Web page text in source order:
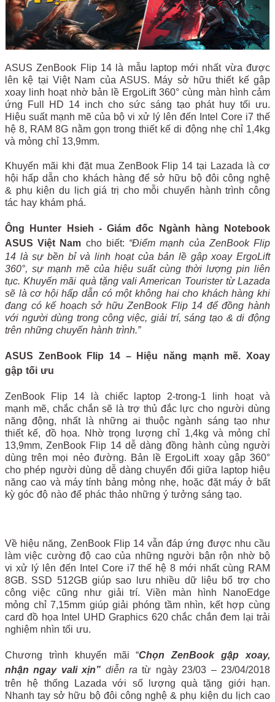
ASUS ZenBook Flip 14 là mẫu laptop mới nhất vừa được
lên kệ tại Việt Nam của ASUS. Máy sở hữu thiết kế gập
xoay linh hoạt nhờ bản lề ErgoLift 360° cùng màn hình cảm
ứng Full HD 14 inch cho sức sáng tạo phát huy tối ưu.
Hiệu suất mạnh mẽ của bộ vi xử lý lên đến Intel Core i7 thế
hệ 8, RAM 8G nằm gọn trong thiết kế di động nhẹ chỉ 1,4kg
và mỏng chỉ 13,9mm.
Khuyến mãi khi đặt mua ZenBook Flip 14 tại Lazada là cơ
hội hấp dẫn cho khách hàng để sở hữu bộ đôi công nghệ
& phụ kiện du lịch giá trị cho mỗi chuyến hành trình công
tác hay khám phá.
Ông Hunter Hsieh - Giám đốc Ngành hàng Notebook
ASUS Việt Nam cho biết: “Điểm mạnh của ZenBook Flip
14 là sự bền bỉ và linh hoạt của bản lề gập xoay ErgoLift
360°, sự mạnh mẽ của hiệu suất cùng thời lượng pin liên
tục. Khuyến mãi quà tặng vali American Tourister từ Lazada
sẽ là cơ hội hấp dẫn có một không hai cho khách hàng khi
đang có kế hoạch sở hữu ZenBook Flip 14 để đồng hành
với người dùng trong công việc, giải trí, sáng tạo & di động
trên những chuyến hành trình.”
ASUS ZenBook Flip 14 – Hiệu năng mạnh mẽ. Xoay
gập tối ưu
ZenBook Flip 14 là chiếc laptop 2-trong-1 linh hoạt và
mạnh mẽ, chắc chắn sẽ là trợ thủ đắc lực cho người dùng
năng động, nhất là những ai thuộc ngành sáng tạo như
thiết kế, đồ họa. Nhờ trọng lượng chỉ 1,4kg và mỏng chỉ
13,9mm, ZenBook Flip 14 dễ dàng đồng hành cùng người
dùng trên mọi nẻo đường. Bản lề ErgoLift xoay gập 360°
cho phép người dùng dễ dàng chuyển đổi giữa laptop hiệu
năng cao và máy tính bảng mỏng nhẹ, hoặc đặt máy ở bất
kỳ góc độ nào để phác thảo những ý tưởng sáng tạo.
Về hiệu năng, ZenBook Flip 14 vẫn đáp ứng được nhu cầu
làm việc cường độ cao của những người bận rộn nhờ bộ
vi xử lý lên đến Intel Core i7 thế hệ 8 mới nhất cùng RAM
8GB. SSD 512GB giúp sao lưu nhiều dữ liệu bổ trợ cho
công việc cũng như giải trí. Viền màn hình NanoEdge
mỏng chỉ 7,15mm giúp giải phóng tầm nhìn, kết hợp cùng
card đồ họa Intel UHD Graphics 620 chắc chắn đem lại trải
nghiệm nhìn tối ưu.
Chương trình khuyến mãi “Chọn ZenBook gập xoay,
nhận ngay vali xịn” diễn ratừ ngày 23/03 – 23/04/2018
trên hệ thống Lazada với số lượng quà tặng giới hạn.
Nhanh tay sở hữu bộ đôi công nghệ & phụ kiện du lịch cao